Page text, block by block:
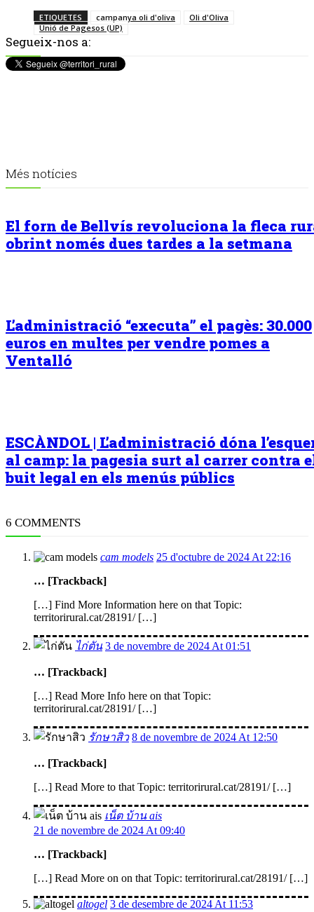
ETIQUETES campanya oli d'oliva
Oli d'Oliva
Unió de Pagesos (UP)
Segueix-nos a:
Més notícies
El forn de Bellvís revoluciona la fleca
obrint només dues tardes a la setmana
L’administració “executa” el pagès: 30.000
euros en multes per vendre pomes a
Ventalló
ESCÀNDOL | L’administració dóna
al camp: la pagesia surt al carrer contra
buit legal en els menús públics
6 COMMENTS
cam models 25 d'octubre de 2024 At 22:16
… [Trackback]
[…] Find More Information here on that Topic:
territorirural.cat/28191/ […]
ไก่ตัน 3 de novembre de 2024 At 01:51
… [Trackback]
[…] Read More Info here on that Topic:
territorirural.cat/28191/ […]
รักษาสิว 8 de novembre de 2024 At 12:50
… [Trackback]
[…] Read More to that Topic: territorirural.cat/28191/ […]
เน็ต บ้าน ais
21 de novembre de 2024 At 09:40
… [Trackback]
[…] Read More on on that Topic: territorirural.cat/28191/ […]
altogel 3 de desembre de 2024 At 11:53